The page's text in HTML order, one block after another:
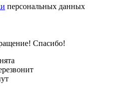
персональных данных
Спасибо!